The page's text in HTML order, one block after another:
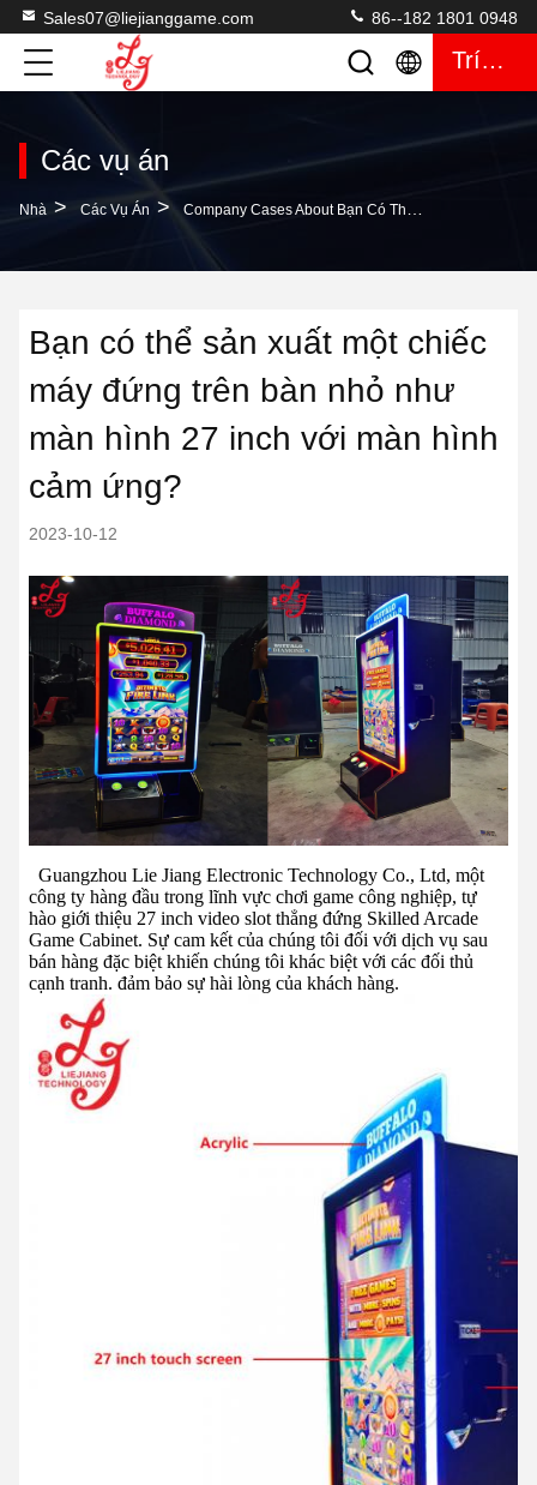
Sales07@liejianggame.com 86--182 1801 0948
Trích Dẫn
Các vụ án
Nhà > Các Vụ Án > Company Cases About Bạn Có Thể Sản Xuất Một Chiếc Máy Đứng Trên Bàn Nhỏ Như Màn Hình 27 Inch Với Màn Hình Cảm Ứng?
Bạn có thể sản xuất một chiếc
máy đứng trên bàn nhỏ như
màn hình 27 inch với màn hình
cảm ứng?
2023-10-12
Guangzhou Lie Jiang Electronic Technology Co., Ltd, một
công ty hàng đầu trong lĩnh vực chơi game công nghiệp, tự
hào giới thiệu 27 inch video slot thẳng đứng Skilled Arcade
Game Cabinet. Sự cam kết của chúng tôi đối với dịch vụ sau
bán hàng đặc biệt khiến chúng tôi khác biệt với các đối thủ
cạnh tranh. đảm bảo sự hài lòng của khách hàng.